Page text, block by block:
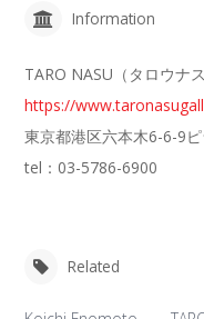
Information
TARO NASU（タロウナス
https://
東京都港区六本木6-6-9
tel：03-5786-6900
Related